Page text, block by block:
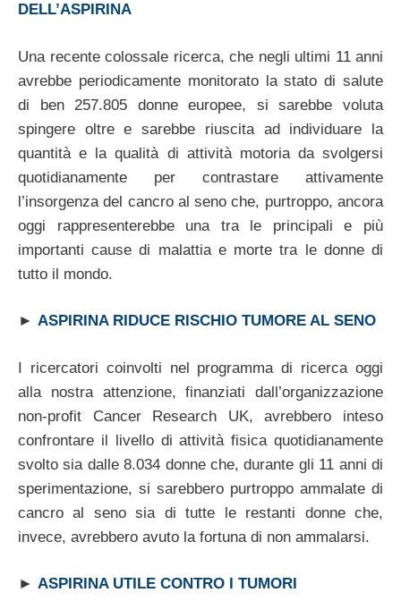
DELL’ASPIRINA
Una recente colossale ricerca, che negli ultimi 11 anni
avrebbe periodicamente monitorato la stato di salute
di ben 257.805 donne europee, si sarebbe voluta
spingere oltre e sarebbe riuscita ad individuare la
quantità e la qualità di attività motoria da svolgersi
quotidianamente per contrastare attivamente
l’insorgenza del cancro al seno che, purtroppo, ancora
oggi rappresenterebbe una tra le principali e più
importanti cause di malattia e morte tra le donne di
tutto il mondo.
► ASPIRINA RIDUCE RISCHIO TUMORE AL SENO
I ricercatori coinvolti nel programma di ricerca oggi
alla nostra attenzione, finanziati dall’organizzazione
non-profit Cancer Research UK, avrebbero inteso
confrontare il livello di attività fisica quotidianamente
svolto sia dalle 8.034 donne che, durante gli 11 anni di
sperimentazione, si sarebbero purtroppo ammalate di
cancro al seno sia di tutte le restanti donne che,
invece, avrebbero avuto la fortuna di non ammalarsi.
► ASPIRINA UTILE CONTRO I TUMORI